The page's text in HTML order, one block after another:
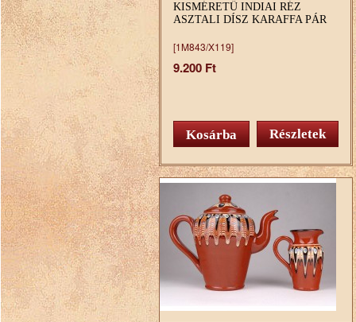
KISMÉRETŰ INDIAI RÉZ
ASZTALI DÍSZ KARAFFA PÁR
[1M843/X119]
9.200 Ft
Részletek